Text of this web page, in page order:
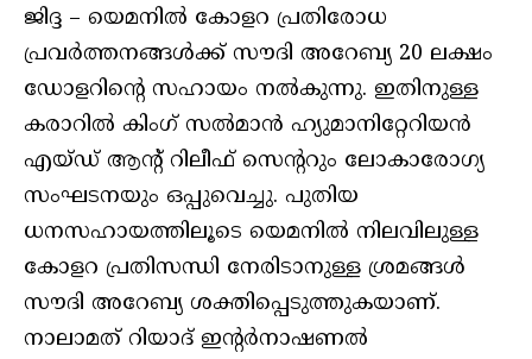
ജിദ്ദ – യെമനില്‍ കോളറ പ്രതിരോധ
പ്രവര്‍ത്തനങ്ങള്‍ക്ക് സൗദി അറേബ്യ 20 ലക്ഷം
ഡോളറിന്റെ സഹായം നല്‍കുന്നു. ഇതിനുള്ള
കരാറില്‍ കിംഗ് സല്‍മാന്‍ ഹ്യുമാനിറ്റേറിയന്‍
എയ്ഡ് ആന്റ് റിലീഫ് സെന്ററും ലോകാരോഗ്യ
സംഘടനയും ഒപ്പുവെച്ചു. പുതിയ
ധനസഹായത്തിലൂടെ യെമനില്‍ നിലവിലുള്ള
കോളറ പ്രതിസന്ധി നേരിടാനുള്ള ശ്രമങ്ങള്‍
സൗദി അറേബ്യ ശക്തിപ്പെടുത്തുകയാണ്.
നാലാമത് റിയാദ് ഇന്റര്‍നാഷണല്‍